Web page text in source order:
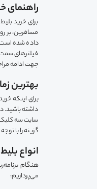
راهنمای
برای خرید
مسافرین، بر
داده شده است
فیلترهای
جهت ادامه
بهترین
برای اینکه
داشته باشید.
سایت سه کلیک
گزینه را با
انواع
هنگام
می‌پردازیم: